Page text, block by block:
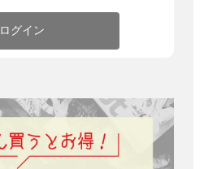
ログイン